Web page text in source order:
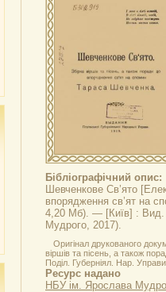
Бібліографічний опис:
Шевченкове Св’ято
впорядження св’ят на
4,20 Мб). — [Київ] : Вид.
Мудрого, 2017).
Оригінал друкованого
віршів та пісень, а також
Поділ. Губерніял. Нар.
Ресурс надано
НБУ ім. Ярослава